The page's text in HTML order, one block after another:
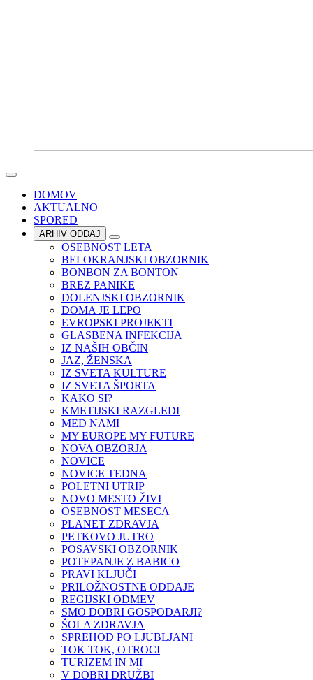
DOMOV
AKTUALNO
SPORED
ARHIV ODDAJ
OSEBNOST LETA
BELOKRANJSKI OBZORNIK
BONBON ZA BONTON
BREZ PANIKE
DOLENJSKI OBZORNIK
DOMA JE LEPO
EVROPSKI PROJEKTI
GLASBENA INFEKCIJA
IZ NAŠIH OBČIN
JAZ, ŽENSKA
IZ SVETA KULTURE
IZ SVETA ŠPORTA
KAKO SI?
KMETIJSKI RAZGLEDI
MED NAMI
MY EUROPE MY FUTURE
NOVA OBZORJA
NOVICE
NOVICE TEDNA
POLETNI UTRIP
NOVO MESTO ŽIVI
OSEBNOST MESECA
PLANET ZDRAVJA
PETKOVO JUTRO
POSAVSKI OBZORNIK
POTEPANJE Z BABICO
PRAVI KLJUČI
PRILOŽNOSTNE ODDAJE
REGIJSKI ODMEV
SMO DOBRI GOSPODARJI?
ŠOLA ZDRAVJA
SPREHOD PO LJUBLJANI
TOK TOK, OTROCI
TURIZEM IN MI
V DOBRI DRUŽBI